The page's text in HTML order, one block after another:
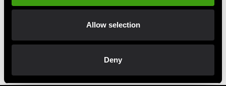
Allow selection
Deny
Thaiboxning Övrigt